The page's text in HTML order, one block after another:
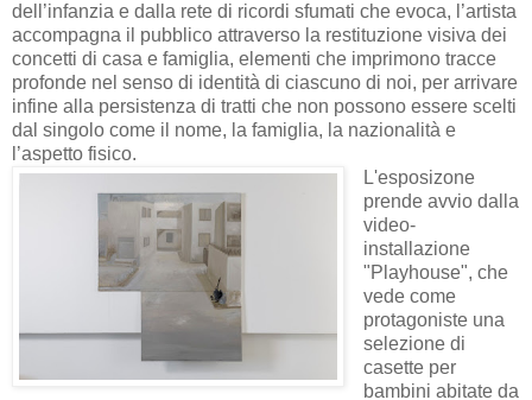
dell’infanzia e dalla rete di ricordi sfumati che evoca, l’artista
accompagna il pubblico attraverso la restituzione visiva dei
concetti di casa e famiglia, elementi che imprimono tracce
profonde nel senso di identità di ciascuno di noi, per arrivare
infine alla persistenza di tratti che non possono essere scelti
dal singolo come il nome, la famiglia, la nazionalità e
l’aspetto fisico.
L'esposizone
prende avvio dalla
video-
installazione
"Playhouse", che
vede come
protagoniste una
selezione di
casette per
bambini abitate da